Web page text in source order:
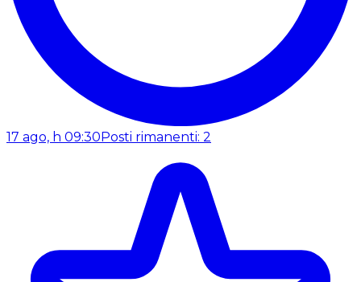
17 ago, h 09:30Posti rimanenti: 2